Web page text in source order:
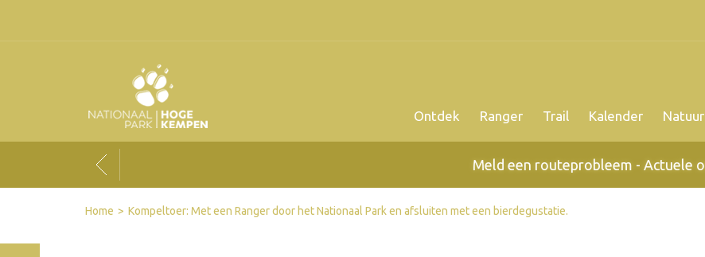
Ontdek Ranger Trail Kalender Natuur
Meld een routeprobleem - Actuele omleidingen
FacebookTwitterSend by email
Printer-friendly version
Home Kompeltoer: Met een Ranger door het Nationaal Park en afsluiten met een bierdegustatie.